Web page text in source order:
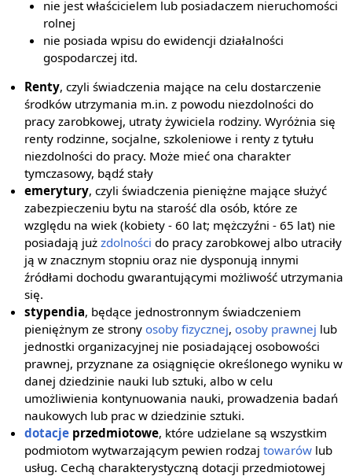
nie jest właścicielem lub posiadaczem nieruchomości
rolnej
nie posiada wpisu do ewidencji działalności
gospodarczej itd.
Renty, czyli świadczenia mające na celu dostarczenie
środków utrzymania m.in. z powodu niezdolności do
pracy zarobkowej, utraty żywiciela rodziny. Wyróżnia się
renty rodzinne, socjalne, szkoleniowe i renty z tytułu
niezdolności do pracy. Może mieć ona charakter
tymczasowy, bądź stały
emerytury, czyli świadczenia pieniężne mające służyć
zabezpieczeniu bytu na starość dla osób, które ze
względu na wiek (kobiety - 60 lat; mężczyźni - 65 lat) nie
posiadają jużzdolności do pracy zarobkowej albo utraciły
ją w znacznym stopniu oraz nie dysponują innymi
źródłami dochodu gwarantującymi możliwość utrzymania
się.
stypendia, będące jednostronnym świadczeniem
pieniężnym ze stronyosoby fizycznej,osoby prawnej lub
jednostki organizacyjnej nie posiadającej osobowości
prawnej, przyznane za osiągnięcie określonego wyniku w
danej dziedzinie nauki lub sztuki, albo w celu
umożliwienia kontynuowania nauki, prowadzenia badań
naukowych lub prac w dziedzinie sztuki.
dotacje przedmiotowe, które udzielane są wszystkim
podmiotom wytwarzającym pewien rodzajtowarów lub
usług. Cechą charakterystyczną dotacji przedmiotowej